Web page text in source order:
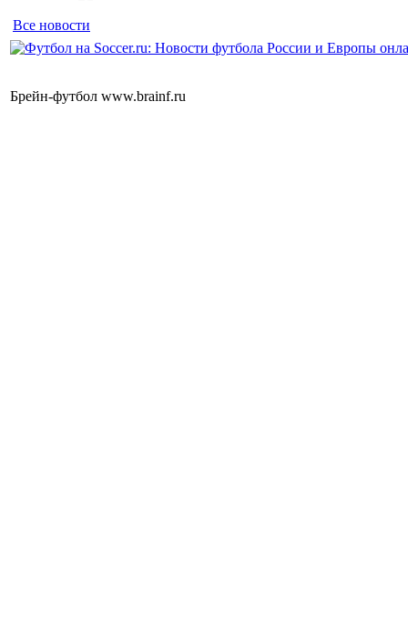
Все новости
Брейн-футбол www.brainf.ru